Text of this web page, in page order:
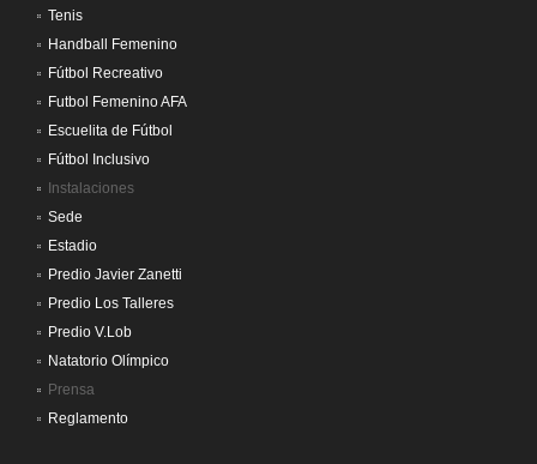
Tenis
Handball Femenino
Fútbol Recreativo
Futbol Femenino AFA
Escuelita de Fútbol
Fútbol Inclusivo
Instalaciones
Sede
Estadio
Predio Javier Zanetti
Predio Los Talleres
Predio V.Lob
Natatorio Olímpico
Prensa
Reglamento